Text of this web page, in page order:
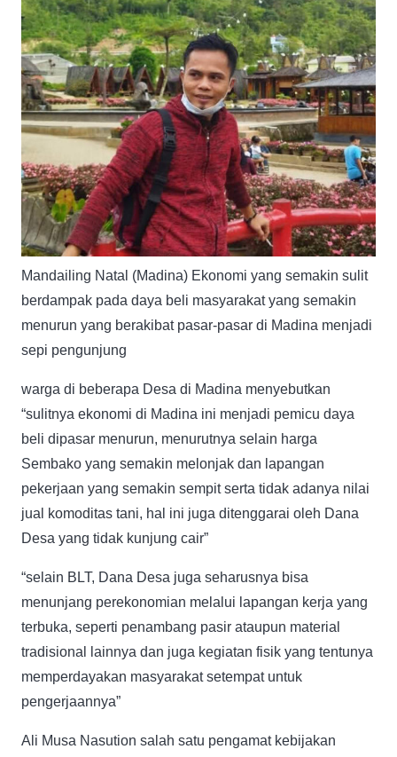
Mandailing Natal (Madina) Ekonomi yang semakin sulit
berdampak pada daya beli masyarakat yang semakin
menurun yang berakibat pasar-pasar di Madina menjadi
sepi pengunjung
warga di beberapa Desa di Madina menyebutkan
“sulitnya ekonomi di Madina ini menjadi pemicu daya
beli dipasar menurun, menurutnya selain harga
Sembako yang semakin melonjak dan lapangan
pekerjaan yang semakin sempit serta tidak adanya nilai
jual komoditas tani, hal ini juga ditenggarai oleh Dana
Desa yang tidak kunjung cair”
“selain BLT, Dana Desa juga seharusnya bisa
menunjang perekonomian melalui lapangan kerja yang
terbuka, seperti penambang pasir ataupun material
tradisional lainnya dan juga kegiatan fisik yang tentunya
memperdayakan masyarakat setempat untuk
pengerjaannya”
Ali Musa Nasution salah satu pengamat kebijakan